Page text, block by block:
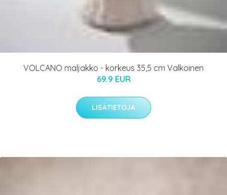
VOLCANO maljakko - korkeus 35,5 cm Valkoinen
69.9 EUR
LISÄTIETOJA